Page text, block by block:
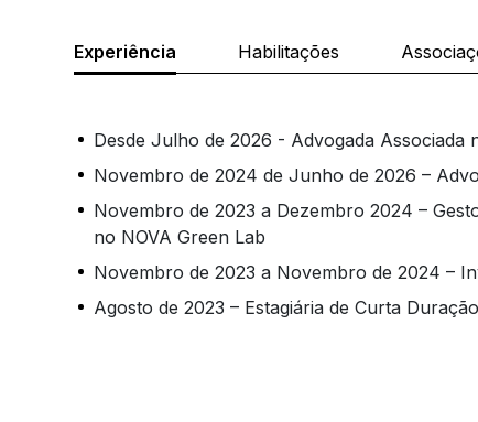
Experiência Habilitações
Desde Julho de 2026 - Advogada Associada
Novembro de 2024 de Junho de 2026 –
Novembro de 2023 a Dezembro 2024 –
no NOVA Green Lab
Novembro de 2023 a Novembro de 2024 –
Agosto de 2023 – Estagiária de Curta